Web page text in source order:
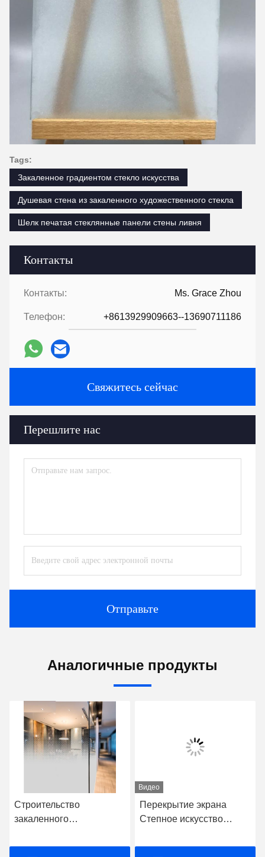
Контакты
Контакты: Ms. Grace Zhou
Телефон: +8613929909663--13690711186
Свяжитесь сейчас
Перешлите нас
Отправьте
Tags:
Закаленное градиентом стекло искусства
Душевая стена из закаленного художественного стекла
Шелк печатая стеклянные панели стены ливня
Аналогичные продукты
Строительство
закаленного
непрозрачного цветного
Видео
Перекрытие экрана
Степное искусство
Ламинированное стекло